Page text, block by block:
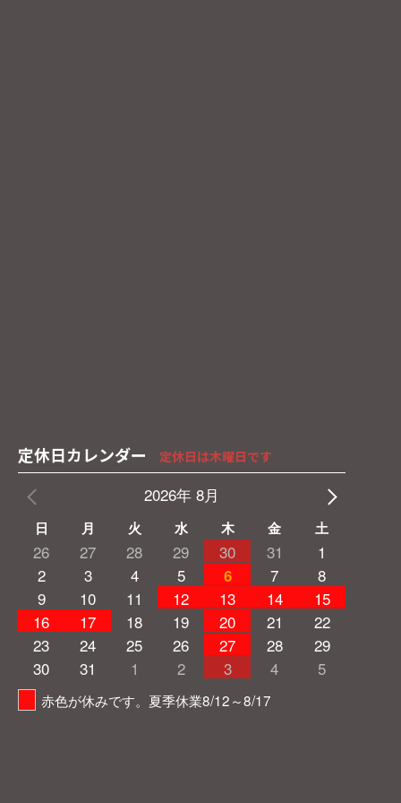
定休日カレンダー 定休日は木曜日です
2026年 8月
日 月 火 水 木 金 土
26 27 28 29 30 31
1
2
3 4 5 6 7
8
9
10 11 12 13 14
15
16
17 18 19 20 21
22
23
24 25 26 27 28
29
30
31 1 2 3 4 5
赤色が休みです。夏季休業8/12～8/17